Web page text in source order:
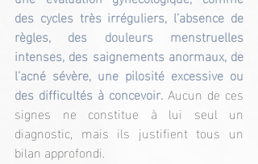
des cycles très irréguliers, l’absence de
règles, des douleurs menstruelles
intenses, des saignements anormaux, de
l’acné sévère, une pilosité excessive ou
des difficultés à concevoir. Aucun de ces
signes ne constitue à lui seul un
diagnostic, mais ils justifient tous un
bilan approfondi.